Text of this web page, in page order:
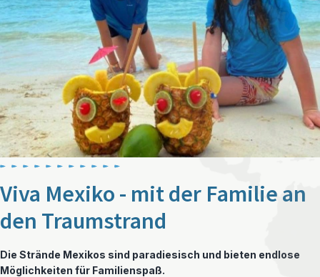
Viva Mexiko - mit der Familie an
den Traumstrand
Die Strände Mexikos sind paradiesisch und bieten endlose
Möglichkeiten für Familienspaß.